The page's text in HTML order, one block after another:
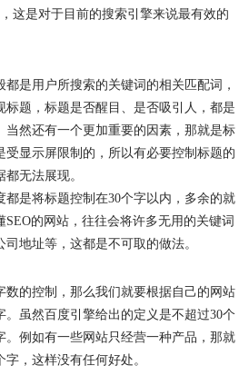
这是对于目前的搜索引擎来说最有效的
是用户所搜索的关键词的相关匹配词，
标题，标题是否醒目、是否吸引人，都是
当然还有一个更加重要的因素，那就是标
受显示屏限制的，所以有必要控制标题的
无法展现。
都是将标题控制在30个字以内，多余的就
的网站，往往会将许多无用的关键词
地址等，这都是不可取的做法。
数的控制，那么我们就要根据自己的网站
。虽然百度引擎给出的定义是不超过30个
。例如有一些网站只经营一种产品，那就
，这样没有任何好处。